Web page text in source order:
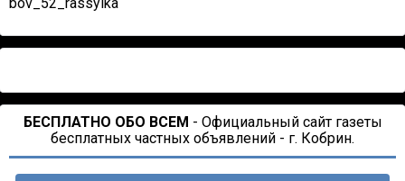
БЕСПЛАТНО ОБО ВСЕМ - Официальный сайт газеты
бесплатных частных объявлений - г. Кобрин.